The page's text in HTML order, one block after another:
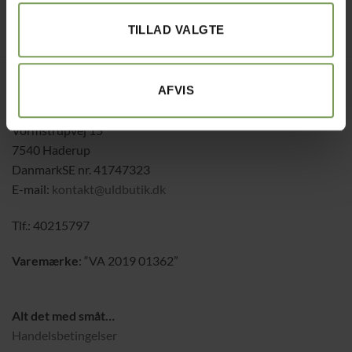
TILLAD VALGTE
AFVIS
Mærke:sangild
Vormstrupvej 15
7540 Haderup
DanmarkSE nr. 41747323
E-mail: kontakt@uldbutik.dk
Tlf.: 40215797
Varemærke: “VA 2019 01362”
Alt det med småt…
Handelsbetingelser